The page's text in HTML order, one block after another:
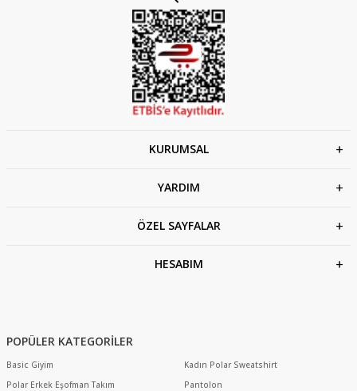
KURUMSAL
YARDIM
ÖZEL SAYFALAR
HESABIM
POPÜLER KATEGORİLER
Basic Giyim
Polar Erkek Eşofman Takım
Kadın Polar Sweatshirt
Pantolon